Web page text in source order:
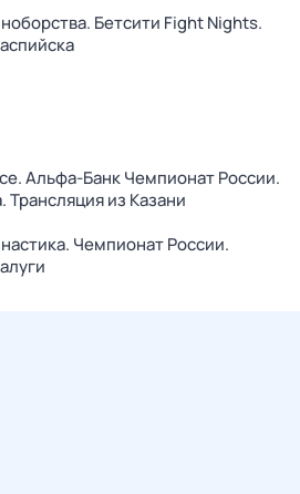
Бетсити Fight Nights.
Альфа-Банк Чемпионат России.
Трансляция из Казани
Чемпионат России.